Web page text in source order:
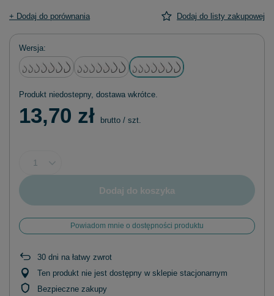
+ Dodaj do porównania Dodaj do listy zakupowej
Wersja
Produkt niedostepny, dostawa wkrótce
13,70 zł brutto / szt.
Dodaj do koszyka
Powiadom mnie o dostępności produktu
30 dni na łatwy zwrot
Ten produkt nie jest dostępny w sklepie stacjonarnym
Bezpieczne zakupy